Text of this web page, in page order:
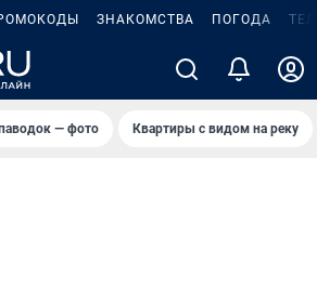
ЗНАКОМСТВА ПОГОДА
— фото Квартиры с видом на реку